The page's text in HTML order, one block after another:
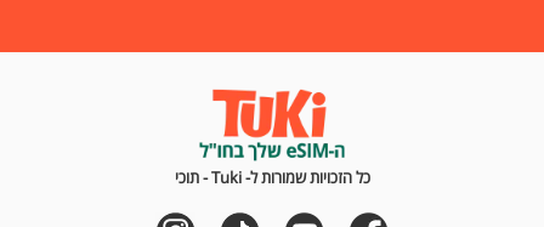
כל הזכויות שמורות ל- Tuki - תוכי